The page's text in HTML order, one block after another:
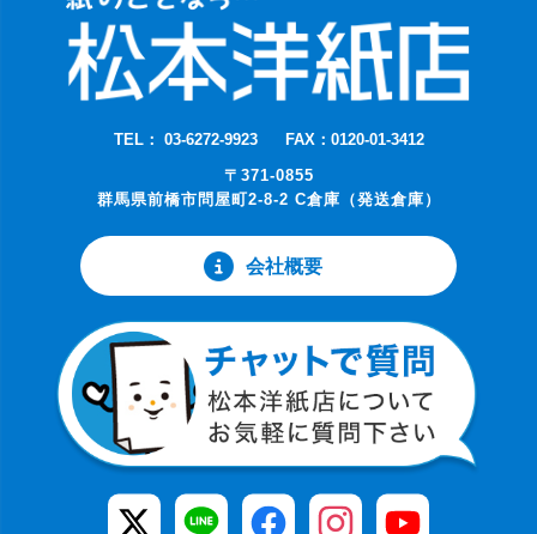
TEL： 03-6272-9923
FAX：0120-01-3412
〒371-0855
群馬県前橋市問屋町2-8-2 C倉庫（発送倉庫）
会社概要